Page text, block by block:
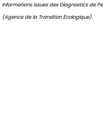
Informations issues des Diagnostics de
(Agence de la Transition Écologique).